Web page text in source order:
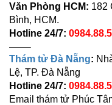
Văn Phòng HCM: 182
Bình, HCM.
Hotline 24/7:
——–
Thám tử Đà Nẵng:
Lệ, TP. Đà Nẵng
Hotline 24/7:
Email thám tử Phúc